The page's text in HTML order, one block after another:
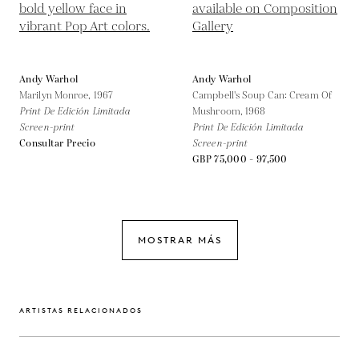
Andy Warhol
Marilyn Monroe, 1967
Print De Edición Limitada
Screen-print
Consultar Precio
Andy Warhol
Campbell's Soup Can: Cream Of
Mushroom, 1968
Print De Edición Limitada
Screen-print
GBP 75,000 - 97,500
MOSTRAR MÁS
ARTISTAS RELACIONADOS